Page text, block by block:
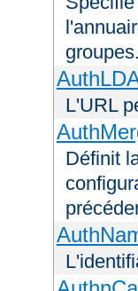
groupes.
L'URL
Définit